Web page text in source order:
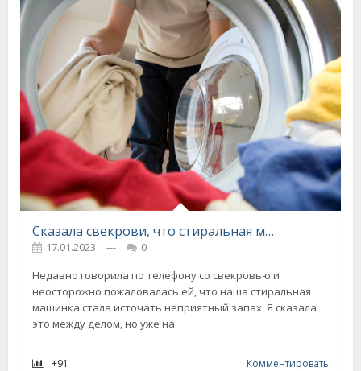
Сказала свекрови, что стиральная машинка неприятно пахнет, на следующий день она появилась у меня на пороге с аптечным средством
17.01.2023 ---
0
Недавно говорила по телефону со свекровью и
неосторожно пожаловалась ей, что наша стиральная
машинка стала источать неприятный запах. Я сказала
это между делом, но уже на
+91 Комментировать